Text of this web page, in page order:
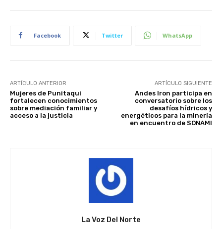
Facebook Twitter WhatsApp
ARTÍCULO ANTERIOR
Mujeres de Punitaqui
fortalecen conocimientos
sobre mediación familiar y
acceso a la justicia
ARTÍCULO SIGUIENTE
Andes Iron participa en
conversatorio sobre los
desafíos hídricos y
energéticos para la minería
en encuentro de SONAMI
La Voz Del Norte